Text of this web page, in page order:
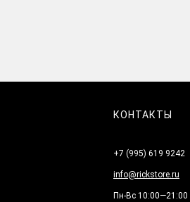
КОНТАКТЫ
+7 (995) 619 9242
info@rickstore.ru
Пн-Вс 10:00—21:00